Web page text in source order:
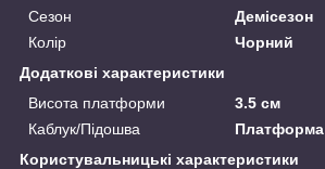
Сезон
Демісезон
Колір
Чорний
Додаткові характеристики
Висота платформи
3.5 см
Каблук/Підошва
Платформа
Користувальницькі характеристики